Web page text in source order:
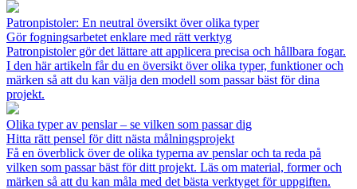
Patronpistoler: En neutral översikt över olika typer
Gör fogningsarbetet enklare med rätt verktyg
Patronpistoler gör det lättare att applicera precisa och hållbara fogar.
I den här artikeln får du en översikt över olika typer, funktioner och
märken så att du kan välja den modell som passar bäst för dina
projekt.
Olika typer av penslar – se vilken som passar dig
Hitta rätt pensel för ditt nästa målningsprojekt
Få en överblick över de olika typerna av penslar och ta reda på
vilken som passar bäst för ditt projekt. Läs om material, former och
märken så att du kan måla med det bästa verktyget för uppgiften.